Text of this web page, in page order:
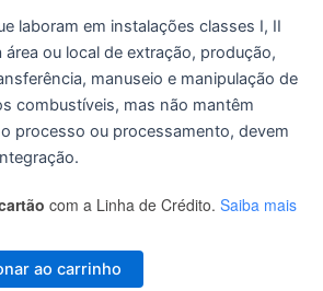
laboram em instalações classes I, II
área ou local de extração, produção,
manuseio e manipulação de
combustíveis, mas não mantêm
processo ou processamento, devem
com a Linha de Crédito. Saiba mais
ao carrinho